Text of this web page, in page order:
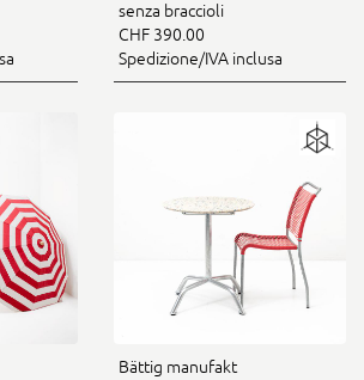
senza braccioli
CHF 390.00
Spedizione/IVA inclusa
Bättig manufakt